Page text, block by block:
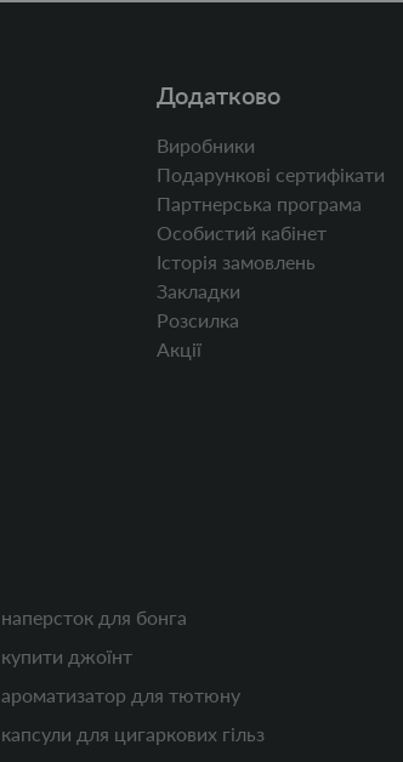
Додатково
Виробники
Подарункові сертифікати
Партнерська програма
Особистий кабінет
Історія замовлень
Закладки
Розсилка
Акції
наперсток для бонга
купити джоїнт
ароматизатор для тютюну
капсули для цигаркових гільз